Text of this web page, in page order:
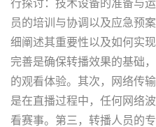
行探讨：技术设备的准备与
员的培训与协调以及应急预
细阐述其重要性以及如何实
完善是确保转播效果的基础
的观看体验。其次，网络传
是在直播过程中，任何网络
看赛事。第三，转播人员的